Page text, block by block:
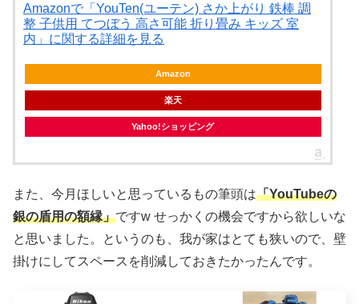
Amazonで「YouTen(ユーテン) さか上がり 鉄棒 調
整 子供用 てつぼう 高さ可能 折り畳み キッズ 室
内」に関する詳細を見る
Amazon
楽天
Yahoo!ショッピング
また、今月ほしいと思っているもの筆頭は「YouTubeの
銀の盾用の額縁」ですw せっかくの機会ですから欲しいな
と思いました。というのも、我が家はとても狭いので、壁
掛けにしてスペースを削減しておきたかったんです。